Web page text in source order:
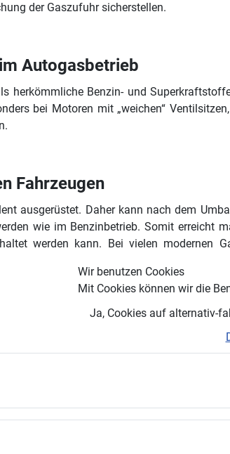
der Gaszufuhr sicherstellen.
Autogasbetrieb
herkömmliche Benzin- und
bei Motoren mit „weichen“
Fahrzeugen
ausgerüstet. Daher kann nach dem
wie im Benzinbetrieb. Somit erreicht
werden kann. Bei vielen
(Bio-) Ethanol E5, E10 und E85
Wir benutzen Cookies
Mit Cookies können wir die
Ja, Cookies auf alternativ-